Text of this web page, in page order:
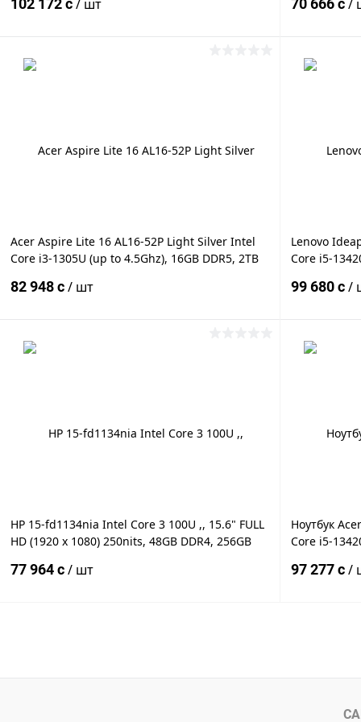
Iris® Xe Graphics Eligible 80EUs, 16
102 172 c/ шт
15.6" IPS
70 666 c/
Acer Aspire Lite 16 AL16-52P Light Silver Intel
Core i3-1305U (up to 4.5Ghz), 16GB DDR5, 2TB
16.0" IPS WUXGA (1920x1200), WiFi6, BT, Cam,
82 948 c/ шт
Lenovo
Core i5-
512GB SSD
99 680 c/
HP 15-fd1134nia Intel Core 3 100U ,, 15.6" FULL
HD (1920 x 1080) 250nits, 48GB DDR4, 256GB
5.4, 2xUSB Type-A, 1xUSB Type-C (
77 964 c/ шт
Купить в 1 клик К сравнению
Ноутбук
Core i5-
M.2, NVIDIA
97 277 c/
Купить в 1